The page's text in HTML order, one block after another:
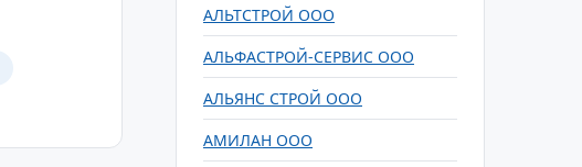
АЛЬТСТРОЙ ООО
АЛЬФАСТРОЙ-СЕРВИС ООО
АЛЬЯНС СТРОЙ ООО
АМИЛАН ООО